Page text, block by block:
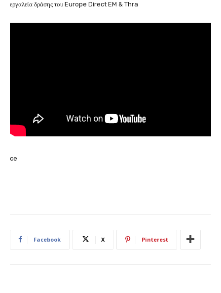
εργαλεία δράσης του Europe Direct EM & Thra
ce
Facebook X Pinterest